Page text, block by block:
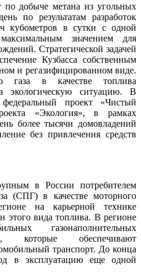
по добыче метана из угольных
по результатам разработок
кубометров в сутки с одной
значением для
Стратегической задачей
Кузбасса собственным
и регазифицированном виде.
газа в качестве топлива
экологическую ситуацию. В
федеральный проект «Чистый
«Экология», в рамках
более тысячи домовладений
без привлечения средств
в России потребителем
(СПГ) в качестве моторного
на карьерной технике
этого вида топлива. В регионе
газонаполнительных
которые обеспечивают
транспорт. До конца
в эксплуатацию еще одной